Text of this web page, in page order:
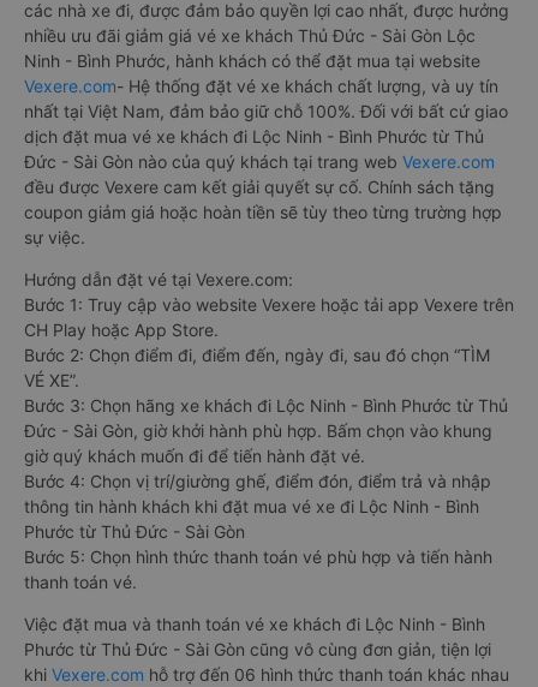
các nhà xe đi, được đảm bảo quyền lợi cao nhất, được hưởng
nhiều ưu đãi giảm giá vé xe khách Thủ Đức - Sài Gòn Lộc
Ninh - Bình Phước, hành khách có thể đặt mua tại website
Vexere.com- Hệ thống đặt vé xe khách chất lượng, và uy tín
nhất tại Việt Nam, đảm bảo giữ chỗ 100%. Đối với bất cứ giao
dịch đặt mua vé xe khách đi Lộc Ninh - Bình Phước từ Thủ
Đức - Sài Gòn nào của quý khách tại trang web Vexere.com
đều được Vexere cam kết giải quyết sự cố. Chính sách tặng
coupon giảm giá hoặc hoàn tiền sẽ tùy theo từng trường hợp
sự việc.
Hướng dẫn đặt vé tại Vexere.com:
Bước 1: Truy cập vào website Vexere hoặc tải app Vexere trên
CH Play hoặc App Store.
Bước 2: Chọn điểm đi, điểm đến, ngày đi, sau đó chọn “TÌM
VÉ XE”.
Bước 3: Chọn hãng xe khách đi Lộc Ninh - Bình Phước từ Thủ
Đức - Sài Gòn, giờ khởi hành phù hợp. Bấm chọn vào khung
giờ quý khách muốn đi để tiến hành đặt vé.
Bước 4: Chọn vị trí/giường ghế, điểm đón, điểm trả và nhập
thông tin hành khách khi đặt mua vé xe đi Lộc Ninh - Bình
Phước từ Thủ Đức - Sài Gòn
Bước 5: Chọn hình thức thanh toán vé phù hợp và tiến hành
thanh toán vé.
Việc đặt mua và thanh toán vé xe khách đi Lộc Ninh - Bình
Phước từ Thủ Đức - Sài Gòn cũng vô cùng đơn giản, tiện lợi
khi Vexere.com hỗ trợ đến 06 hình thức thanh toán khác nhau